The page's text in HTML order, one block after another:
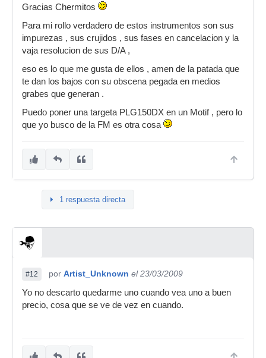
Gracias Chermitos
Para mi rollo verdadero de estos instrumentos son sus
impurezas , sus crujidos , sus fases en cancelacion y la
vaja resolucion de sus D/A ,
eso es lo que me gusta de ellos , amen de la patada que
te dan los bajos con su obscena pegada en medios
grabes que generan .
Puedo poner una targeta PLG150DX en un Motif , pero lo
que yo busco de la FM es otra cosa
1 respuesta directa
#12 por Artist_Unknown el 23/03/2009
Yo no descarto quedarme uno cuando vea uno a buen
precio, cosa que se ve de vez en cuando.